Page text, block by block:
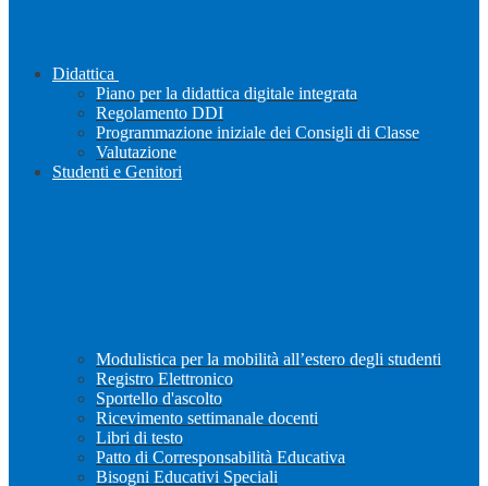
Didattica
Piano per la didattica digitale integrata
Regolamento DDI
Programmazione iniziale dei Consigli di Classe
Valutazione
Studenti e Genitori
Modulistica per la mobilità all’estero degli studenti
Registro Elettronico
Sportello d'ascolto
Ricevimento settimanale docenti
Libri di testo
Patto di Corresponsabilità Educativa
Bisogni Educativi Speciali